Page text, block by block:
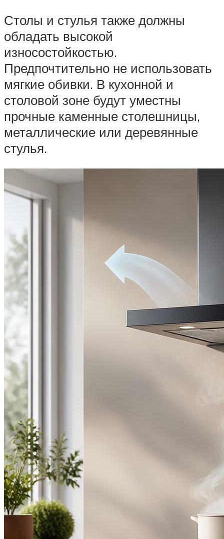
Столы и стулья также должны
обладать высокой
износостойкостью.
Предпочтительно не использовать
мягкие обивки. В кухонной и
столовой зоне будут уместны
прочные каменные столешницы,
металлические или деревянные
стулья.